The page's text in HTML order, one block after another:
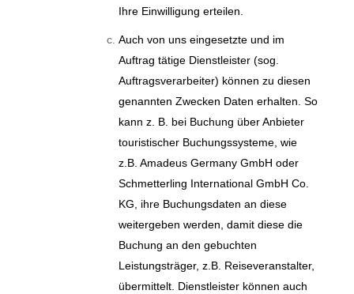
Ihre Einwilligung erteilen.
Auch von uns eingesetzte und im
Auftrag tätige Dienstleister (sog.
Auftragsverarbeiter) können zu diesen
genannten Zwecken Daten erhalten. So
kann z. B. bei Buchung über Anbieter
touristischer Buchungssysteme, wie
z.B. Amadeus Germany GmbH oder
Schmetterling International GmbH Co.
KG, ihre Buchungsdaten an diese
weitergeben werden, damit diese die
Buchung an den gebuchten
Leistungsträger, z.B. Reiseveranstalter,
übermittelt. Dienstleister können auch